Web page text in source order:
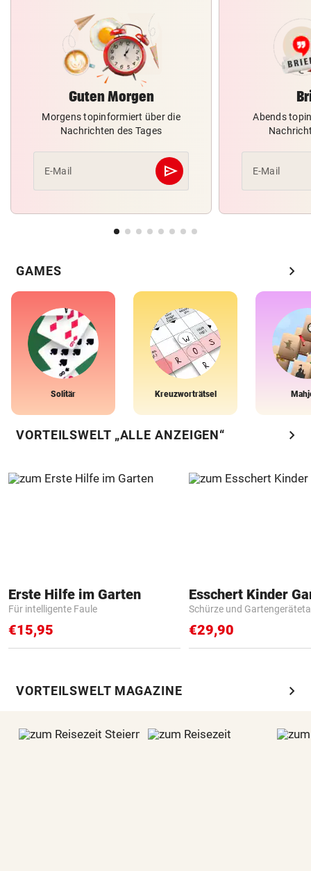
Guten Morgen
Morgens topinformiert über die
Nachrichten des Tages
E-Mail send
Abschicken
Abends
E-Mail
GAMES chevron_right
Solitär Kreuzworträtsel
VORTEILSWELT „ALLE ANZEIGEN“ chevron_right
Erste Hilfe im Garten
Für intelligente Faule
€15,95
Schürze und
€29,90
VORTEILSWELT MAGAZINE chevron_right